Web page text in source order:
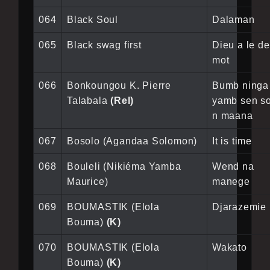
064 Black Soul Dalaman
065 Black swag first
Dieu a le
mot
066
Bonkoungou K. Pierre
Talabala(Rel)
Bumb ninga
yamb sen
n maana
067 Bosolo (Agandaa Solomon) It is time
068
Bouleli (Nikiéma Yamba
Maurice)
Wend na
manege
069
BOUMASTIK (Elola
Bouma) (K)
Djarazemie
070
BOUMASTIK (Elola
Bouma) (K)
Wakato